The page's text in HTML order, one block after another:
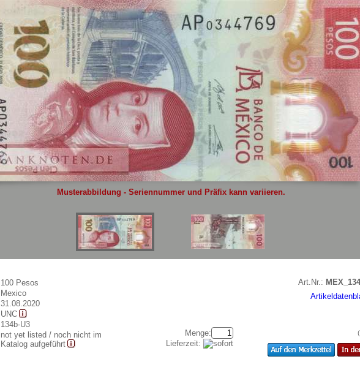
Sie
Musterabbildung - Seriennummer und Präfix kann variieren.
100 Pesos
Mexico
31.08.2020
UNC
134b-U3
not yet listed / noch nicht im
Katalog aufgeführt
Art.Nr.:
Menge:
Lieferzeit: